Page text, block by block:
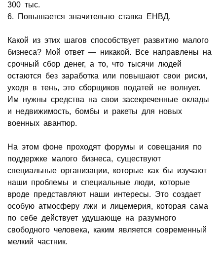
300 тыс.
6. Повышается значительно ставка ЕНВД.
Какой из этих шагов способствует развитию малого
бизнеса? Мой ответ — никакой. Все направлены на
срочный сбор денег, а то, что тысячи людей
остаются без заработка или повышают свои риски,
уходя в тень, это сборщиков податей не волнует.
Им нужны средства на свои засекреченные оклады
и недвижимость, бомбы и ракеты для новых
военных авантюр.
На этом фоне проходят форумы и совещания по
поддержке малого бизнеса, существуют
специальные организации, которые как бы изучают
наши проблемы и специальные люди, которые
вроде представляют наши интересы. Это создает
особую атмосферу лжи и лицемерия, которая сама
по себе действует удушающе на разумного
свободного человека, каким является современный
мелкий частник.